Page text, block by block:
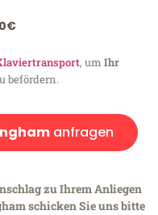
, um Ihr
befördern.
anfragen
zu Ihrem Anliegen
schicken Sie uns bitte